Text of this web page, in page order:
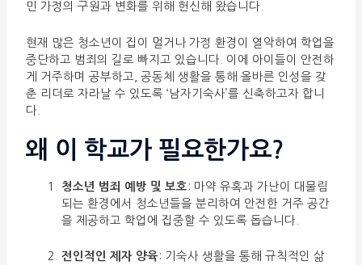
민 가정의 구원과 변화를 위해 헌신해 왔습니다.
현재 많은 청소년이 집이 멀거나 가정 환경이 열악하여 학업을
중단하고 범죄의 길로 빠지고 있습니다. 이에 아이들이 안전하
게 거주하며 공부하고, 공동체 생활을 통해 올바른 인성을 갖
춘 리더로 자라날 수 있도록 ‘남자기숙사’를 신축하고자 합니
다.
왜 이 학교가 필요한가요?
청소년 범죄 예방 및 보호 : 마약 유혹과 가난이 대물림
되는 환경에서 청소년들을 분리하여 안전한 거주 공간
을 제공하고 학업에 집중할 수 있도록 돕습니다.
전인적인 제자 양육 : 기숙사 생활을 통해 규칙적인 삶